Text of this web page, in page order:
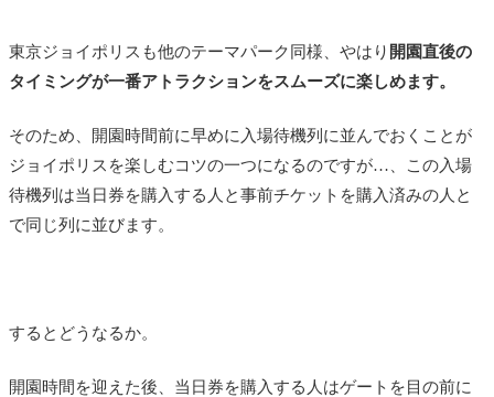
東京ジョイポリスも他のテーマパーク同様、やはり 開園直後の
タイミングが一番アトラクションをスムーズに楽しめます。
そのため、開園時間前に早めに入場待機列に並んでおくことが
ジョイポリスを楽しむコツの一つになるのですが…、この入場
待機列は当日券を購入する人と事前チケットを購入済みの人と
で同じ列に並びます。
するとどうなるか。
開園時間を迎えた後、当日券を購入する人はゲートを目の前に